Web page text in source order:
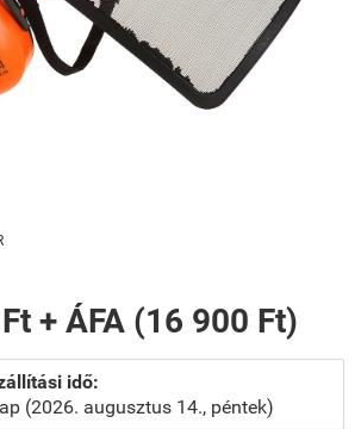
+ ÁFA (16 900 Ft)
idő:
(2026. augusztus 14., péntek)